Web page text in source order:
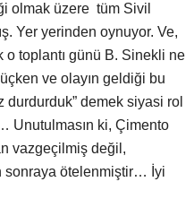
olmak üzere tüm Sivil
Yer yerinden oynuyor. Ve,
o toplantı günü B. Sinekli ne
ve olayın geldiği bu
durdurduk” demek siyasi rol
ki, Çimento
vazgeçilmiş değil,
sonraya ötelenmiştir… İyi